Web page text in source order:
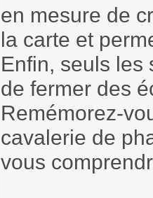
en mesure de
la carte et
Enfin, seuls les
de fermer des
Remémorez-
cavalerie de
vous